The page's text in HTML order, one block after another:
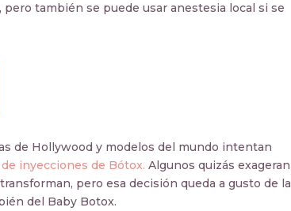
también se puede usar anestesia local si se
de Hollywood y modelos del mundo intentan
inyecciones de Bótox. Algunos quizás exageran
pero esa decisión queda a gusto de la
del Baby Botox.